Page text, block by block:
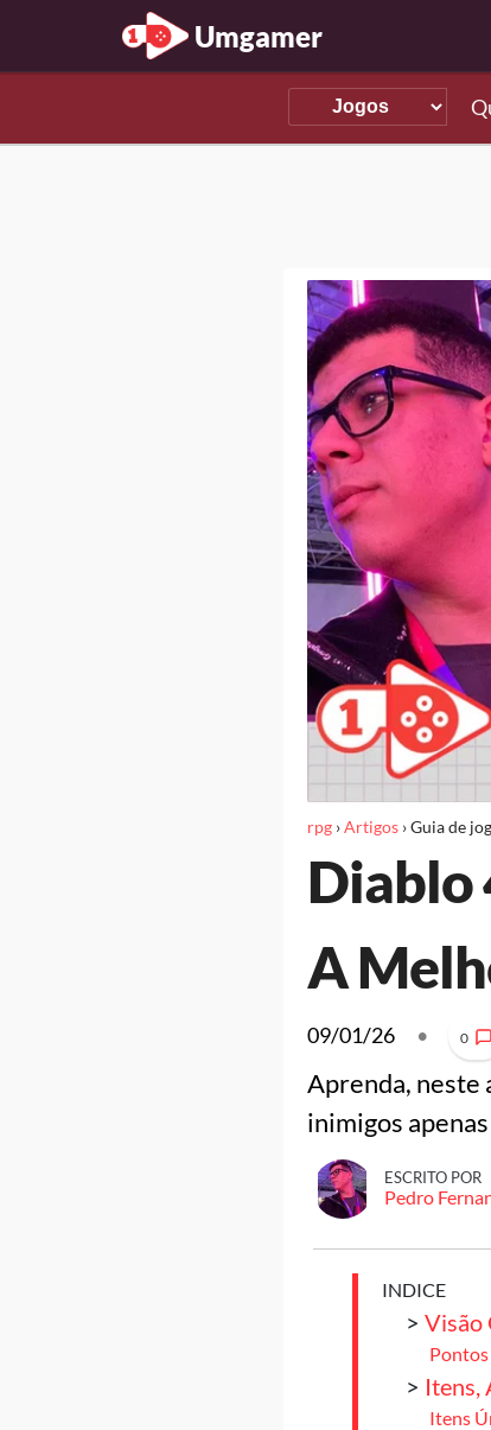
Umgamer
rpg›Artigos›Guia de
Diablo
A
09/01/26 • 0
Aprenda, neste
inimigos
ESCRITO POR
Pedro
INDICE
> Visão
Pontos
> Itens,
Itens